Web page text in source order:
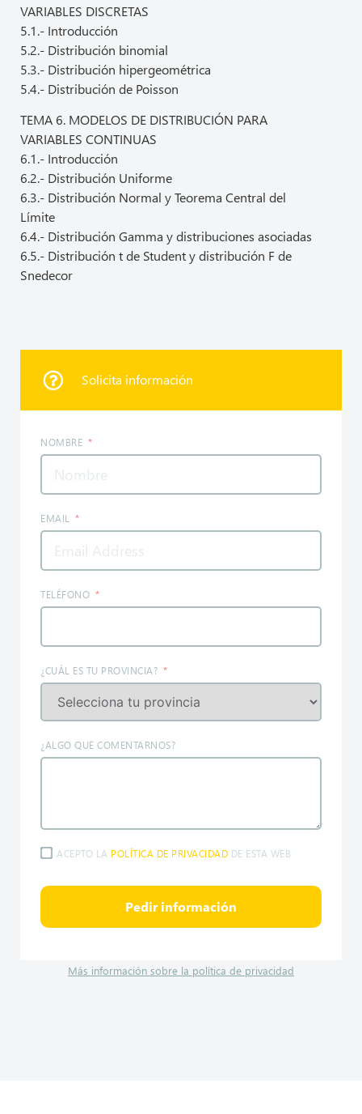
VARIABLES DISCRETAS
5.1.- Introducción
5.2.- Distribución binomial
5.3.- Distribución hipergeométrica
5.4.- Distribución de Poisson
TEMA 6. MODELOS DE DISTRIBUCIÓN PARA
VARIABLES CONTINUAS
6.1.- Introducción
6.2.- Distribución Uniforme
6.3.- Distribución Normal y Teorema Central del
Límite
6.4.- Distribución Gamma y distribuciones asociadas
6.5.- Distribución t de Student y distribución F de
Snedecor
Solicita información
NOMBRE
EMAIL
TELÉFONO
¿CUÁL ES TU PROVINCIA?
¿ALGO QUE COMENTARNOS?
ACEPTO LA POLÍTICA DE PRIVACIDAD DE ESTA WEB
Pedir información
Más información sobre la política de privacidad